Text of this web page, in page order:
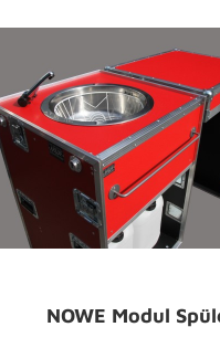
NOWE Modul